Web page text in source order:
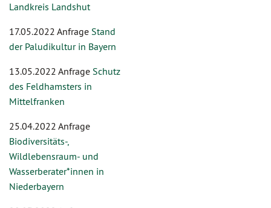
Landkreis Landshut
17.05.2022 Anfrage Stand
der Paludikultur in Bayern
13.05.2022 Anfrage Schutz
des Feldhamsters in
Mittelfranken
25.04.2022 Anfrage
Biodiversitäts-,
Wildlebensraum- und
Wasserberater*innen in
Niederbayern